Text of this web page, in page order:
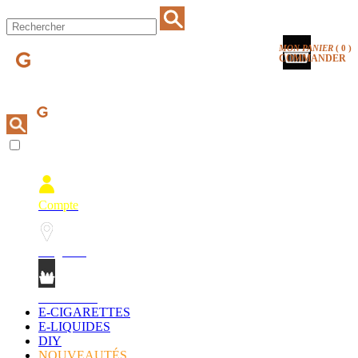
MON PANIER ( 0 )
COMMANDER
Compte
E-CIGARETTES
E-LIQUIDES
DIY
NOUVEAUTÉS